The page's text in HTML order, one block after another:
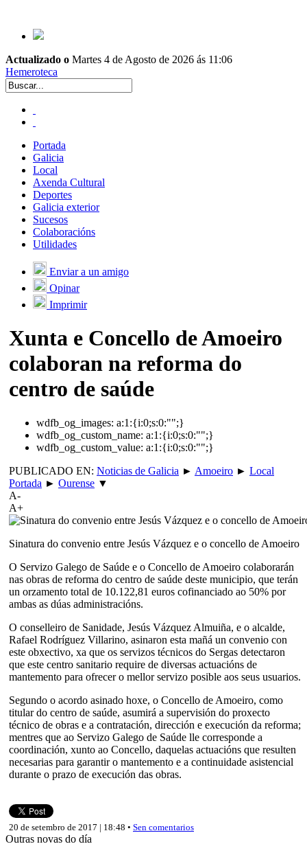
Actualizado o Martes 4 de Agosto de 2026 ás 11:06
Hemeroteca
Portada
Galicia
Local
Axenda Cultural
Deportes
Galicia exterior
Sucesos
Colaboracións
Utilidades
Enviar a un amigo
Opinar
Imprimir
Xunta e Concello de Amoeiro
colaboran na reforma do
centro de saúde
wdfb_og_images: a:1:{i:0;s:0:"";}
wdfb_og_custom_name: a:1:{i:0;s:0:"";}
wdfb_og_custom_value: a:1:{i:0;s:0:"";}
PUBLICADO EN: Noticias de Galicia ► Amoeiro ► Local
Portada ► Ourense ▼
A-
A+
Sinatura do convenio entre Jesús Vázquez e o concello de Amoeiro
O Servizo Galego de Saúde e o Concello de Amoeiro colaborarán
nas obras de reforma do centro de saúde deste municipio, que terán
un orzamento total de 10.122,81 euros cofinanciado ao 50% por
ambas as dúas administracións.
O conselleiro de Sanidade, Jesús Vázquez Almuiña, e o alcalde,
Rafael Rodríguez Villarino, asinaron esta mañá un convenio con
este obxectivo, xa que os servizos técnicos do Sergas detectaron
que este centro sanitario require de diversas actuacións de
mantemento para ofrecer o mellor servizo posible aos seus usuarios.
Segundo o acordo asinado hoxe, o Concello de Amoeiro, como
titular do centro de saúde, asumirá a supervisión do proxecto
técnico de obras e a contratación, dirección e execución da reforma;
mentres que ao Servizo Galego de Saúde lle corresponde a
coordinación, xunto ao Concello, daquelas actuacións que resulten
necesarias para garantir o mantemento e a continuidade asistencial
durante o prazo de execución das obras.
20 de setembro de 2017 | 18:48 • Sen comentarios
Outras novas do día